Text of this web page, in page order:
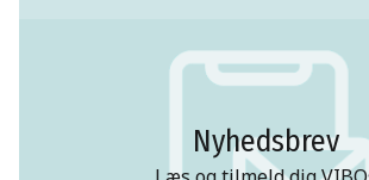
Nyhedsbrev